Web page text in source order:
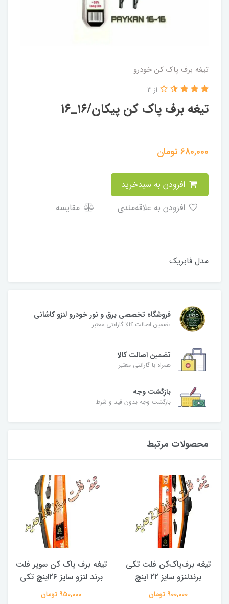
تیغه برف پاک کن خودرو
تیغه برف پاک کن پیکان/۱۶_۱۶
از 3
680,000تومان
مقایسه
مدل فابریک
فروشگاه تخصصی برق و نور خودرو لنزو کاشانی
تضمین اصالت کالا گارانتی معتبر
تضمین اصالت کالا
همراه با گارانتی معتبر
بازگشت وجه
بازگشت وجه بدون قید و شرط
محصولات مرتبط
تیغه برف‌پاک‌کن فلت تکی
برندلنزو سایز 22 اینچ
900,000 تومان
تیغه برف پاک کن سوپر فلت
برند لنزو سایز 26اینچ تکی
950,000 تومان